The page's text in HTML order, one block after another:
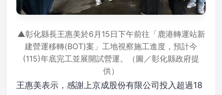
▲彰化縣長王惠美於6月15日下午前往「鹿港轉運站新
建營運移轉(BOT)案」工地視察施工進度，預計今
(115)年底完工並展開試營運。（圖／彰化縣政府提
供）
王惠美表示，感謝上京成股份有限公司投入超過18